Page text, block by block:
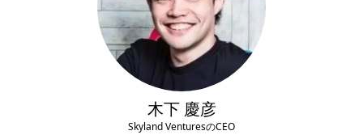
木下 慶彦
Skyland VenturesのCEO